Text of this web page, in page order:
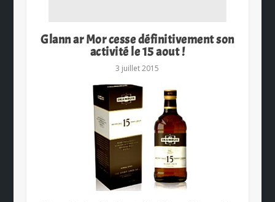
Glann ar Mor cesse définitivement son
activité le 15 aout !
3 juillet 2015